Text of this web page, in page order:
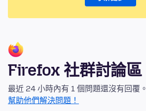
Firefox 社群討論區
最近 24 小時內有 1 個問題還沒有回覆。
幫助他們解決問題！